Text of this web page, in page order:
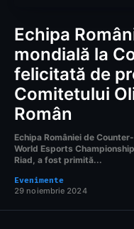
Echipa
mondială la
felicitată de
Comitetului
Român
Echipa României de
World Esports
Riad, a fost primită...
Evenimente
29 noiembrie 2024